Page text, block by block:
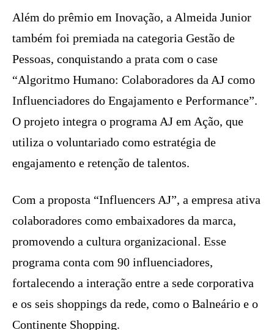
Além do prêmio em Inovação, a Almeida Junior
também foi premiada na categoria Gestão de
Pessoas, conquistando a prata com o case
“Algoritmo Humano: Colaboradores da AJ como
Influenciadores do Engajamento e Performance”.
O projeto integra o programa AJ em Ação, que
utiliza o voluntariado como estratégia de
engajamento e retenção de talentos.
Com a proposta “Influencers AJ”, a empresa ativa
colaboradores como embaixadores da marca,
promovendo a cultura organizacional. Esse
programa conta com 90 influenciadores,
fortalecendo a interação entre a sede corporativa
e os seis shoppings da rede, como o Balneário e o
Continente Shopping.